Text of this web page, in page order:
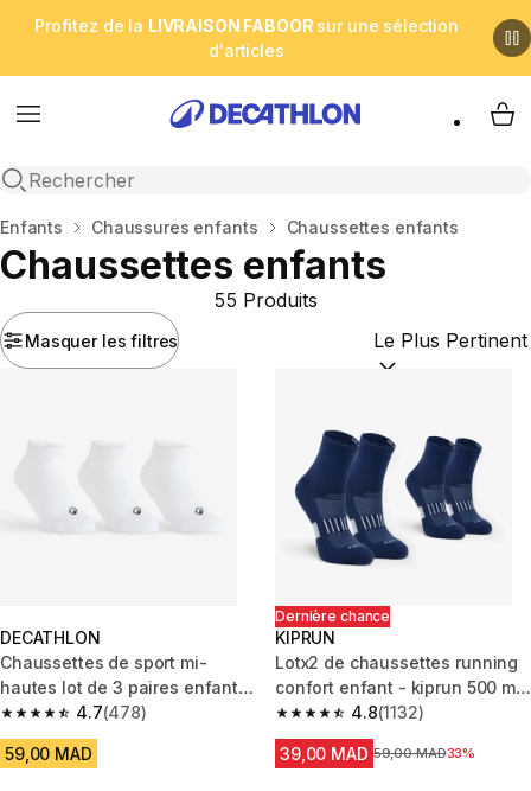
Profitez de la LIVRAISON FABOOR sur une sélection
d'articles
Menu
Open search
My
Accueil
Enfants Chaussures enfants Chaussettes enfants
Chaussettes enfants
Masquer les filtres
55 Produits
Trier par :
DECATHLON
Chaussettes de sport mi-
hautes lot de 3 paires enfant,
RS 100 blanche
4.7
4.7 out of 5 stars from 478 reviews
(478)
59,00 MAD
Dernière chance
KIPRUN
Lotx2 de chaussettes running
confort enfant - kiprun 500 mid
bleues marine
4.8
4.8 out of 5 stars from 1132
(1132)
39,00 MAD Prix avant la réduction
59,00 MAD33%